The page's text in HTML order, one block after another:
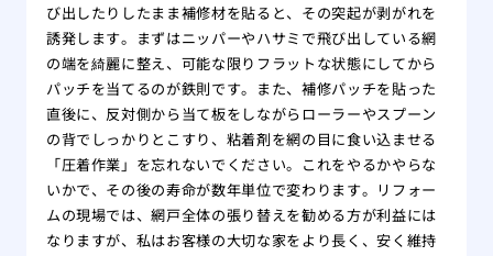
び出したりしたまま補修材を貼ると、その突起が剥がれを
誘発します。まずはニッパーやハサミで飛び出している網
の端を綺麗に整え、可能な限りフラットな状態にしてから
パッチを当てるのが鉄則です。また、補修パッチを貼った
直後に、反対側から当て板をしながらローラーやスプーン
の背でしっかりとこすり、粘着剤を網の目に食い込ませる
「圧着作業」を忘れないでください。これをやるかやらな
いかで、その後の寿命が数年単位で変わります。リフォー
ムの現場では、網戸全体の張り替えを勧める方が利益には
なりますが、私はお客様の大切な家をより長く、安く維持